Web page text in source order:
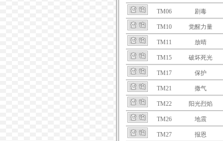
TM06 剧毒
TM10 觉醒力量
TM11 放晴
TM15 破坏死光
TM17 保护
TM21 撒气
TM22 阳光烈焰
TM26 地震
TM27 报恩